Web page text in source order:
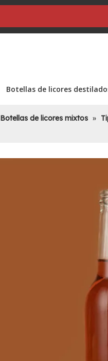
Botellas de licores
Botellas de licores mixtos »